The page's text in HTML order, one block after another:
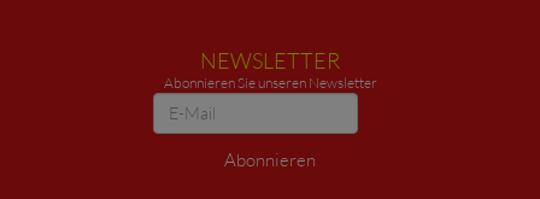
NEWSLETTER
Abonnieren Sie unseren Newsletter
Newsletter
Abonnieren